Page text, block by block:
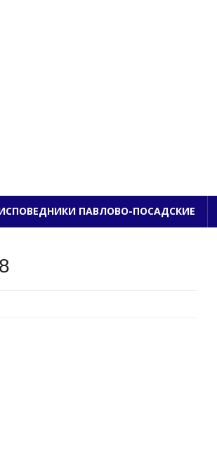
ПАВЛОВО-
ПАВЛОВО-ПОСАДСКИЕ